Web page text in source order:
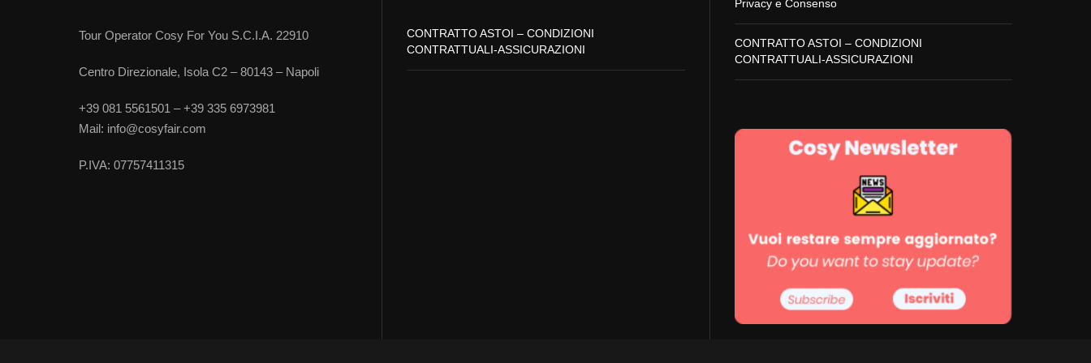
Tour Operator Cosy For You S.C.I.A. 22910
Centro Direzionale, Isola C2 – 80143 – Napoli
+39 081 5561501 – +39 335 6973981
Mail: info@cosyfair.com
P.IVA: 07757411315
CONTRATTO ASTOI – CONDIZIONI
CONTRATTUALI-ASSICURAZIONI
Privacy e Consenso
CONTRATTO ASTOI – CONDIZIONI
CONTRATTUALI-ASSICURAZIONI